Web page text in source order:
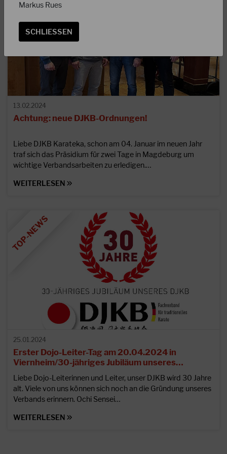
13.02.2024
Achtung: neue DJKB-Ordnungen!
Liebe DJKB Karateka, schon am 04. Januar im neuen Jahr
traf sich das Präsidium für zwei Tage in Magdeburg um
wichtige Verbandsarbeiten zu erledigen.…
WEITERLESEN
25.01.2024
Erster Dojo-Leiter-Tag am 20.04.2024 in
Viernheim/30-jähriges Jubiläum unseres…
Liebe Dojo-Leiterinnen und Leiter, unser DJKB wird 30 Jahre
alt. Viele von uns können sich noch an die Gründung unseres
Verbands erinnern. Ochi Sensei…
WEITERLESEN
Markus Rues
SCHLIESSEN